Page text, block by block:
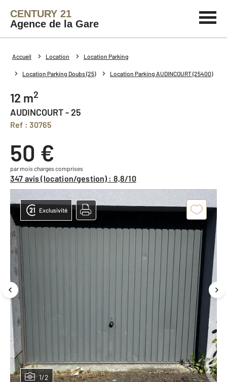
CENTURY 21
Agence de la Gare
Accueil Location Location Parking
Location Parking Doubs (25) Location Parking AUDINCOURT (25400)
12 m2
AUDINCOURT - 25
Ref : 30765
50 €
par mois charges comprises
347 avis (location/gestion) : 8,8/10
1/2
Exclusivité